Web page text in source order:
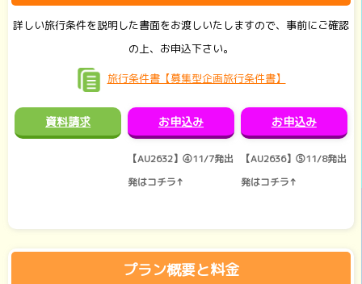
詳しい旅行条件を説明した書面をお渡しいたしますので、事前にご確認
の上、お申込下さい。
旅行条件書【募集型企画旅行条件書】
資料請求 お申込み
【AU2632】④11/7発出
発はコチラ↑
お申込み
【AU2636】⑤11/8発出
発はコチラ↑
プラン概要と料金